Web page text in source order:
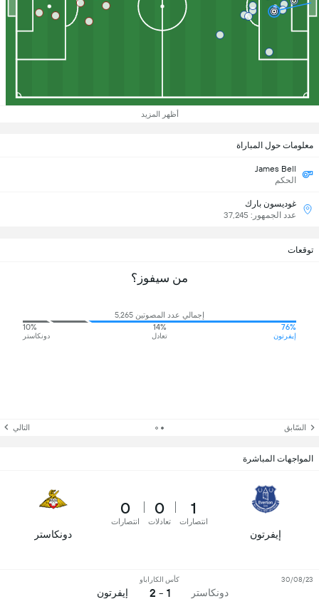
أظهر المزيد
معلومات حول المباراة
James Bell
الحكم
غوديسون بارك
عدد الجمهور: 37,245
توقعات
من سيفوز؟
إجمالي عدد المصوتين 5,265
76%
إيفرتون
14%
تعادل
10%
دونكاستر
السّابق التالي
المواجهات المباشرة
إيفرتون
1
انتصارات
0
تعادلات
0
انتصارات
دونكاستر
دونكاستر
كأس الكاراباو
1 - 2 إيفرتون
30/08/23